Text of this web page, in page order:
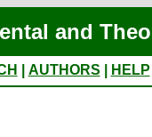
and
AUTHORS
HELP